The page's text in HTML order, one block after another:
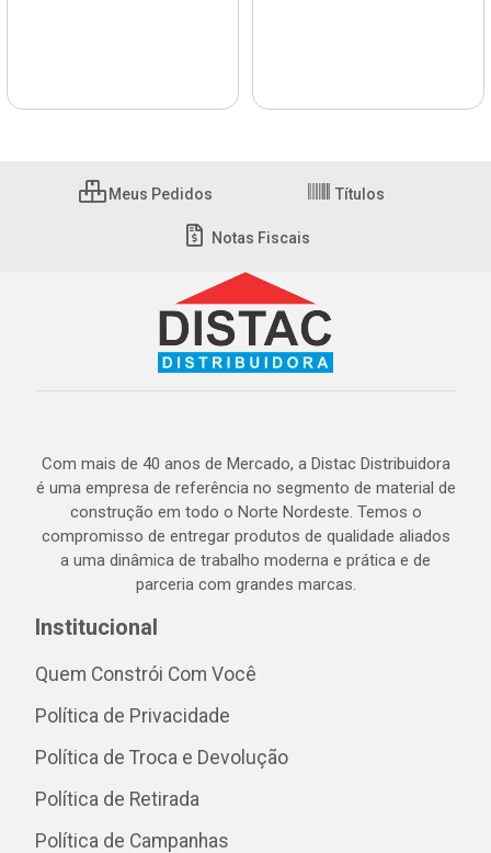
Meus Pedidos Títulos
Notas Fiscais
Com mais de 40 anos de Mercado, a Distac Distribuidora
é uma empresa de referência no segmento de material de
construção em todo o Norte Nordeste. Temos o
compromisso de entregar produtos de qualidade aliados
a uma dinâmica de trabalho moderna e prática e de
parceria com grandes marcas.
Institucional
Quem Constrói Com Você
Política de Privacidade
Política de Troca e Devolução
Política de Retirada
Política de Campanhas